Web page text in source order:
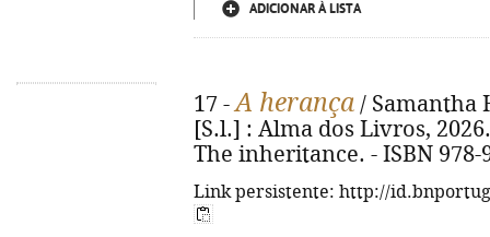
ADICIONAR À LISTA
17 -A herança / Samantha
[S.l.] : Alma dos Livros,
The inheritance. - ISBN 978-
Link persistente: http://